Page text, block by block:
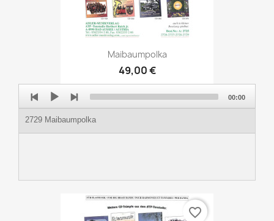
Maibaumpolka
49,00 €
Audio
Player
2729 Maibaumpolka
00:00
favorite_border